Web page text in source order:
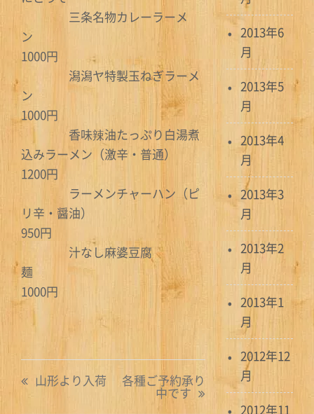
三条名物カレーラーメ
ン
1000円
潟潟ヤ特製玉ねぎラーメ
ン
1000円
香味辣油たっぷり白湯煮
込みラーメン（激辛・普通）
1200円
ラーメンチャーハン（ピ
リ辛・醤油）
950円
汁なし麻婆豆腐
麺
1000円
投山形より入荷 各種ご予約承り
中です
2013年6
月
2013年5
月
2013年4
月
2013年3
月
2013年2
月
2013年1
月
2012年12
月
2012年11